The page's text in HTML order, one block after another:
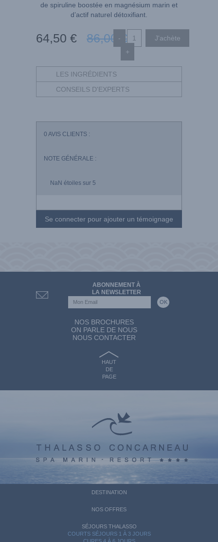
de spiruline boostée en magnésium marin et
d’actif naturel détoxifiant.
64,50 € 86,00 €
-
+
LES INGRÉDIENTS
CONSEILS D'EXPERTS
0 AVIS CLIENTS :
NOTE GÉNÉRALE :
NaN étoiles sur 5
Se connecter pour ajouter un témoignage
ABONNEMENT À
LA NEWSLETTER
NOS BROCHURES
ON PARLE DE NOUS
NOUS CONTACTER
HAUT
DE
PAGE
DESTINATION
NOS OFFRES
SÉJOURS THALASSO
COURTS SÉJOURS 1 À 3 JOURS